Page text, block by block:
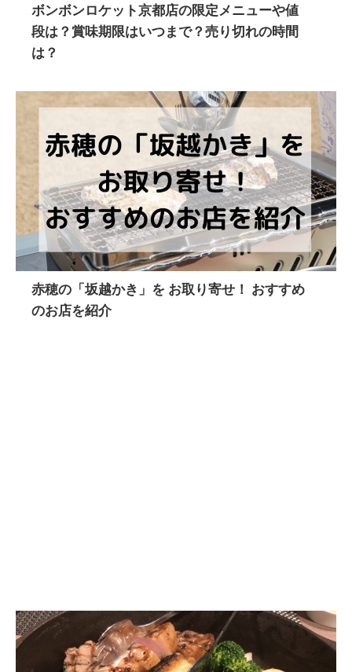
ボンボンロケット京都店の限定メニューや値
段は？賞味期限はいつまで？売り切れの時間
は？
赤穂の「坂越かき」を お取り寄せ！ おすすめ
のお店を紹介